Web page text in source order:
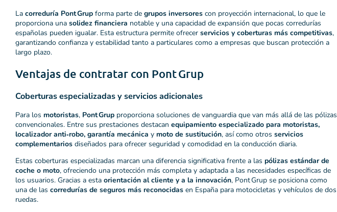
La correduría Pont Grup forma parte de grupos inversores con proyección internacional, lo que le
proporciona una solidez financiera notable y una capacidad de expansión que pocas corredurías
españolas pueden igualar. Esta estructura permite ofrecer servicios y coberturas más competitivas,
garantizando confianza y estabilidad tanto a particulares como a empresas que buscan protección a
largo plazo.
Ventajas de contratar con Pont Grup
Coberturas especializadas y servicios adicionales
Para los motoristas, Pont Grup proporciona soluciones de vanguardia que van más allá de las pólizas
convencionales. Entre sus prestaciones destacan equipamiento especializado para motoristas,
localizador anti‑robo, garantía mecánica y moto de sustitución, así como otros servicios
complementarios diseñados para ofrecer seguridad y comodidad en la conducción diaria.
Estas coberturas especializadas marcan una diferencia significativa frente a las pólizas estándar de
coche o moto, ofreciendo una protección más completa y adaptada a las necesidades específicas de
los usuarios. Gracias a esta orientación al cliente y a la innovación, Pont Grup se posiciona como
una de las corredurías de seguros más reconocidas en España para motocicletas y vehículos de dos
ruedas.